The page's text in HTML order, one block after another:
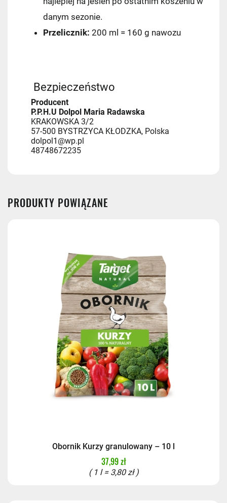
danym sezonie.
Przelicznik: 200 ml = 160 g nawozu
Bezpieczeństwo
Producent
P.P.H.U Dolpol Maria Radawska
KRAKOWSKA 3/2
57-500 BYSTRZYCA KŁODZKA, Polska
dolpol1@wp.pl
48748672235
Kraj wysyłki:
Kurier Pocztex
Kurier InPost - przedpłata 14,99 zł
Kurier GLS 17,99 zł
Kurier GLS - przedpłata 17,99 zł
PRODUKTY POWIĄZANE
Obornik Kurzy granulowany – 10 l
37,99 zł
( 1 l = 3,80 zł )